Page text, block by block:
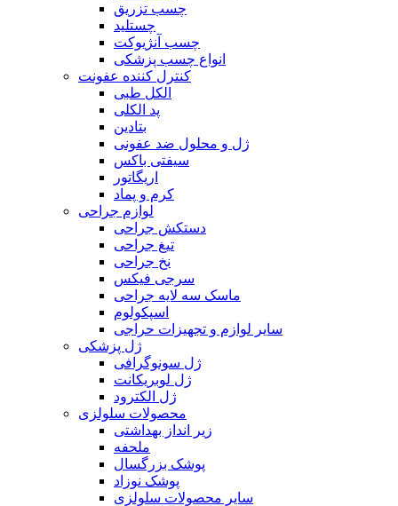
چسب تزریق
چستلید
چسب آنژیوکت
انواع چسب پزشکی
کنترل کننده عفونت
الکل طبی
پد الکلی
بتادین
ژل و محلول ضد عفونی
سیفتی باکس
اریگاتور
کرم و پماد
لوازم جراحی
دستکش جراحی
تیغ جراحی
نخ جراحی
سرجی فیکس
ماسک سه لایه جراحی
اسپکولوم
سایر لوازم و تجهیزات حراجی
ژل پزشکی
ژل سونوگرافی
ژل لوبریکانت
ژل الکترود
محصولات سلولزی
زیر انداز بهداشتی
ملحفه
پوشک بزرگسال
پوشک نوزاد
سایر محصولات سلولزی